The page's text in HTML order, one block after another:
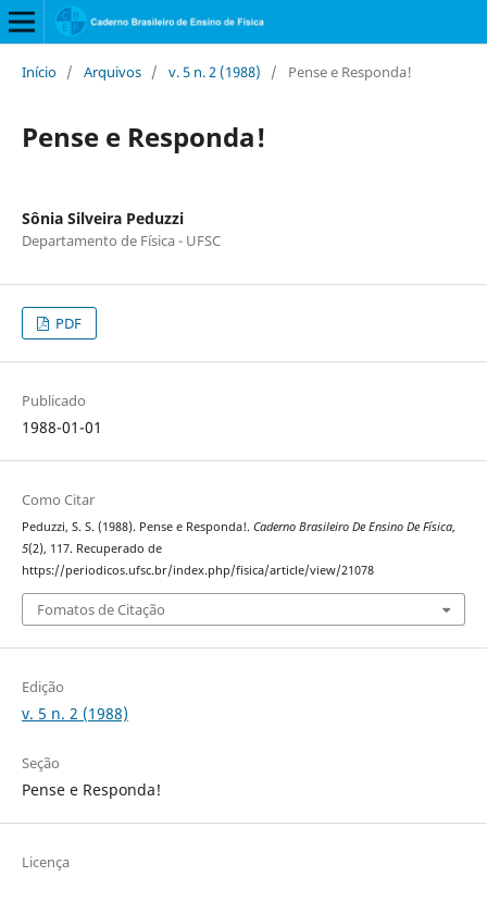
Início / Arquivos / v. 5 n. 2 (1988) / Pense e Responda!
Pense e Responda!
Sônia Silveira Peduzzi
Departamento de Física - UFSC
PDF
Publicado
1988-01-01
Como Citar
Peduzzi, S. S. (1988). Pense e Responda!. Caderno Brasileiro De Ensino De Física,
5(2), 117. Recuperado de
https://periodicos.ufsc.br/index.php/fisica/article/view/21078
Fomatos de Citação
Edição
v. 5 n. 2 (1988)
Seção
Pense e Responda!
Licença